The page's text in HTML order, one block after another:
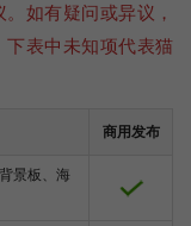
如有疑问或异议，
表中未知项代表猫
商用发布
景板、海